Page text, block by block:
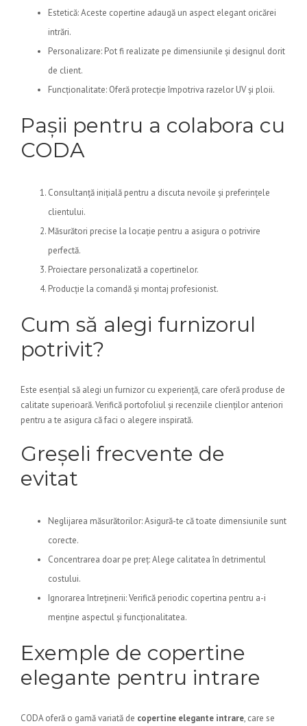
Estetică: Aceste copertine adaugă un aspect elegant oricărei
intrări.
Personalizare: Pot fi realizate pe dimensiunile și designul dorit
de client.
Funcționalitate: Oferă protecție împotriva razelor UV și ploii.
Pașii pentru a colabora cu
CODA
Consultanță inițială pentru a discuta nevoile și preferințele
clientului.
Măsurători precise la locație pentru a asigura o potrivire
perfectă.
Proiectare personalizată a copertinelor.
Producție la comandă și montaj profesionist.
Cum să alegi furnizorul
potrivit?
Este esențial să alegi un furnizor cu experiență, care oferă produse de
calitate superioară. Verifică portofoliul și recenziile clienților anteriori
pentru a te asigura că faci o alegere inspirată.
Greșeli frecvente de
evitat
Neglijarea măsurătorilor: Asigură-te că toate dimensiunile sunt
corecte.
Concentrarea doar pe preț: Alege calitatea în detrimentul
costului.
Ignorarea întreținerii: Verifică periodic copertina pentru a-i
menține aspectul și funcționalitatea.
Exemple de copertine
elegante pentru intrare
CODA oferă o gamă variată de copertine elegante intrare, care se